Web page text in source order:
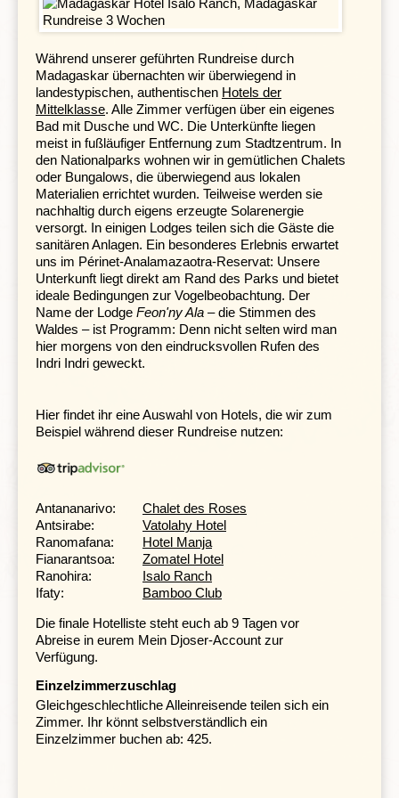
Unweit des intellektuellen Zentrums Madagaskars,
Fianarantsoa , geht unsere Madagaskar-Rundreise auf
dem Wasser weiter: Die Reisegruppe erwartet eine
dreistündige Fahrt mit einem traditionellen Einbaum auf
dem
Matsiatra-Fluss
. Vom Wasser aus bestaunen wir
die herrliche, grüne Natur und haben beste Chancen,
viele bunte Vögel zu beobachten.
In der Altstadt
Fianarantsoas, dem Basse-Ville, mit seiner Kathedrale
aus dem 19. Jahrhundert, herrscht buntes Treiben. Über
thront der Mount Kianjasoa
. Umgeben ist sie von
Teeplantagen, Reisfeldern und Weingärten – den
leckeren lokalen Wein können wir in den Restaurants
Ambalavao – kunstvolle Papierherstellung im „Tor
zum Süden”
Tag 10 Fianarantsoa – Ambalavao
Während unserer geführten Rundreise durch
Madagaskar übernachten wir überwiegend in
landestypischen, authentischen Hotels der
Mittelklasse. Alle Zimmer verfügen über ein eigenes
Bad mit Dusche und WC. Die Unterkünfte liegen
meist in fußläufiger Entfernung zum Stadtzentrum. In
den Nationalparks wohnen wir in gemütlichen Chalets
oder Bungalows, die überwiegend aus lokalen
Materialien errichtet wurden. Teilweise werden sie
nachhaltig durch eigens erzeugte Solarenergie
versorgt. In einigen Lodges teilen sich die Gäste die
sanitären Anlagen. Ein besonderes Erlebnis erwartet
uns im Périnet-Analamazaotra-Reservat: Unsere
Unterkunft liegt direkt am Rand des Parks und bietet
ideale Bedingungen zur Vogelbeobachtung. Der
Name der Lodge Feon'ny Ala – die Stimmen des
Waldes – ist Programm: Denn nicht selten wird man
hier morgens von den eindrucksvollen Rufen des
Indri Indri geweckt.
Hier findet ihr eine Auswahl von Hotels, die wir zum
Beispiel während dieser Rundreise nutzen:
Antananarivo:
Chalet des Roses
Antsirabe:
Vatolahy Hotel
Ranomafana:
Hotel Manja
Fianarantsoa:
Zomatel Hotel
Ranohira:
Isalo Ranch
Ifaty:
Bamboo Club
Die finale Hotelliste steht euch ab 9 Tagen vor
Abreise in eurem Mein Djoser-Account zur
Verfügung.
Einzelzimmerzuschlag
Gleichgeschlechtliche Alleinreisende teilen sich ein
Zimmer. Ihr könnt selbstverständlich ein
Einzelzimmer buchen ab: 425.